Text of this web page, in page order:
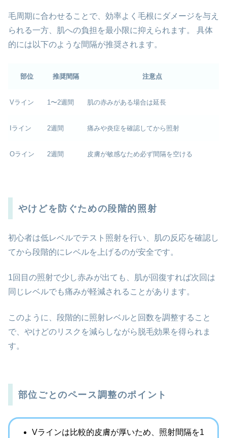
毛周期に合わせることで、効率よく毛根にダメージを与え
られる一方、肌への負担を最小限に抑えられます。 具体
的には以下のような間隔が推奨されます。
部位 推奨間隔 注意点
Vライン 1〜2週間 肌の赤みがある場合は延長
Iライン 2週間 痛みや炎症を確認してから照射
Oライン 2週間 皮膚が敏感なため必ず間隔を空ける
やけどを防ぐための段階的照射
初心者は低レベルでテスト照射を行い、肌の反応を確認し
てから段階的にレベルを上げるのが安全です。
1回目の照射で少し赤みが出ても、肌が回復すれば次回は
同じレベルでも痛みが軽減されることがあります。
このように、段階的に照射レベルと回数を調整すること
で、やけどのリスクを減らしながら脱毛効果を得られま
す。
部位ごとのペース調整のポイント
Vラインは比較的皮膚が厚いため、照射間隔を1